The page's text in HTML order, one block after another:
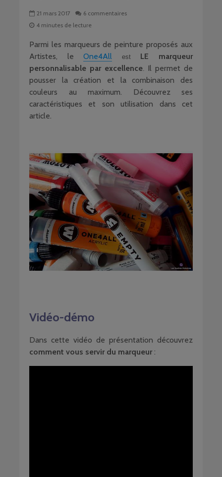
21 mars 2017
6 commentaires
4 minutes de lecture
Parmi les marqueurs de peinture proposés aux
Artistes, leOne4All est LE marqueur
personnalisable par excellence. Il permet de
pousser la création et la combinaison des
couleurs au maximum. Découvrez ses
caractéristiques et son utilisation dans cet
article.
Vidéo-démo
Dans cette vidéo de présentation découvrez
comment vous servir du marqueur: